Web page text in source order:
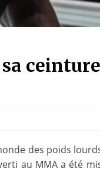
ceinture
des poids
au MMA a été